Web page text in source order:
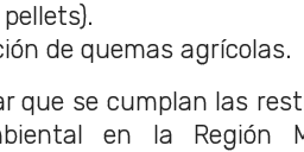
de quemas agrícolas.
que se cumplan las
en la Región